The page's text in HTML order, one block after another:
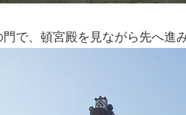
で、頓宮殿を見ながら先へ進